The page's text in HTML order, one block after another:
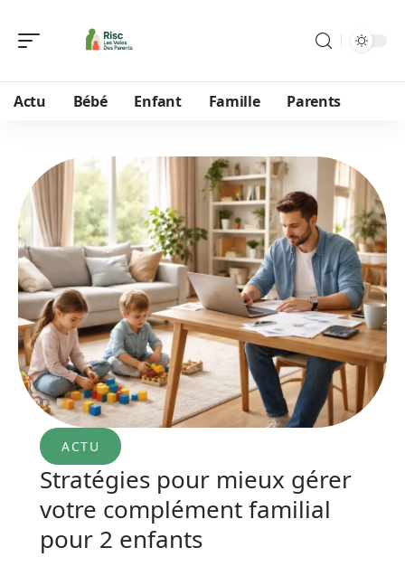
Actu Bébé Enfant Famille Parents
ACTU
Stratégies pour mieux gérer
votre complément familial
pour 2 enfants